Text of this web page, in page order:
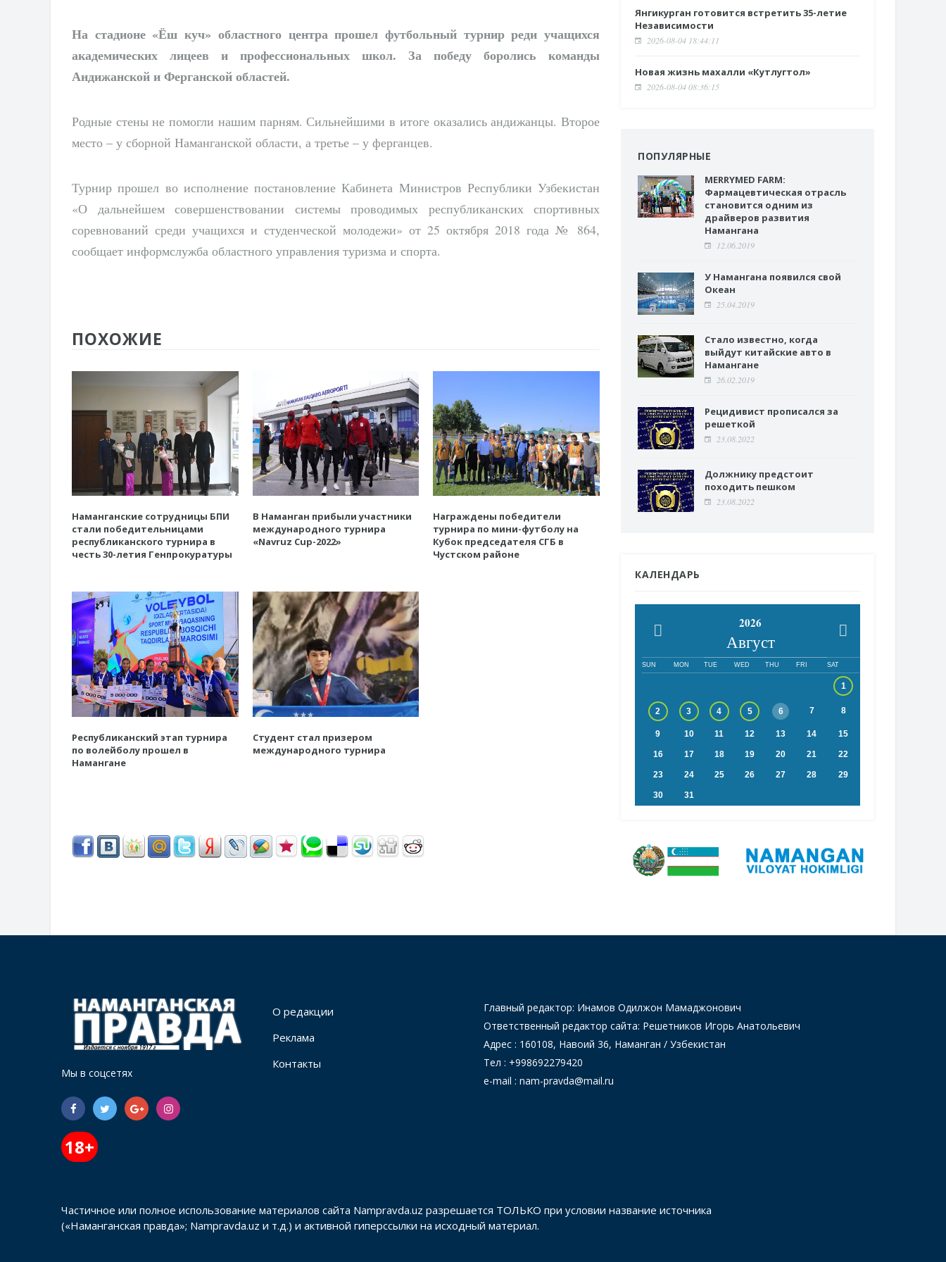
На стадионе «Ёш куч» областного центра прошел футбольный турнир реди учащихся
академических лицеев и профессиональных школ. За победу боролись команды
Андижанской и Ферганской областей.
Родные стены не помогли нашим парням. Сильнейшими в итоге оказались андижанцы. Второе
место – у сборной Наманганской области, а третье – у ферганцев.
Турнир прошел во исполнение постановление Кабинета Министров Республики Узбекистан
«О дальнейшем совершенствовании системы проводимых республиканских спортивных
соревнований среди учащихся и студенческой молодежи» от 25 октября 2018 года № 864,
сообщает информслужба областного управления туризма и спорта.
ПОХОЖИЕ
Наманганские сотрудницы БПИ
стали победительницами
республиканского турнира в
честь 30-летия Генпрокуратуры
В Наманган прибыли участники
международного турнира
«Navruz Cup-2022»
Награждены победители
турнира по мини-футболу на
Кубок председателя СГБ в
Чустском районе
Республиканский этап турнира
по волейболу прошел в
Намангане
Студент стал призером
международного турнира
Янгикурган готовится встретить 35-летие
Независимости
2026-08-04 18:44:11
Новая жизнь махалли «Кутлугтол»
2026-08-04 08:36:15
ПОПУЛЯРНЫЕ
MERRYMED FARM:
Фармацевтическая отрасль
становится одним из
драйверов развития
Намангана
12.06.2019
У Намангана появился свой
Океан
25.04.2019
Стало известно, когда
выйдут китайские авто в
Намангане
26.02.2019
Рецидивист прописался за
решеткой
23.08.2022
Должнику предстоит
походить пешком
23.08.2022
КАЛЕНДАРЬ
2026
Август
SUN MON TUE WED THU FRI SAT
1
2 3 4 5 6 7 8
9 10 11 12 13 14 15
16 17 18 19 20 21 22
23 24 25 26 27 28 29
30 31
Мы в соцсетях
О редакции
Реклама
Контакты
Главный редактор: Инамов Одилжон Мамаджонович
Ответственный редактор сайта: Решетников Игорь Анатольевич
Адрес : 160108, Навоий 36, Наманган / Узбекистан
Тел : +998692279420
e-mail : nam-pravda@mail.ru
18+
Частичное или полное использование материалов сайта Nampravda.uz разрешается ТОЛЬКО при условии название источника
(«Наманганская правда»; Nampravda.uz и т.д.) и активной гиперссылки на исходный материал.